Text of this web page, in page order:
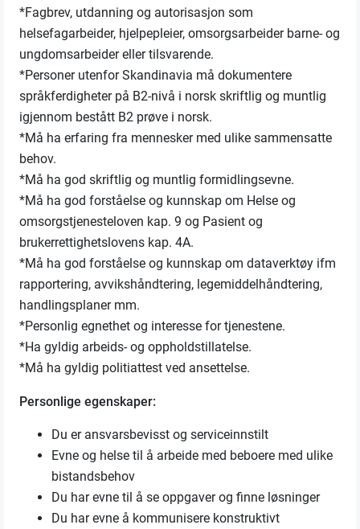
*Fagbrev, utdanning og autorisasjon som
helsefagarbeider, hjelpepleier, omsorgsarbeider barne- og
ungdomsarbeider eller tilsvarende.
*Personer utenfor Skandinavia må dokumentere
språkferdigheter på B2-nivå i norsk skriftlig og muntlig
igjennom bestått B2 prøve i norsk.
*Må ha erfaring fra mennesker med ulike sammensatte
behov.
*Må ha god skriftlig og muntlig formidlingsevne.
*Må ha god forståelse og kunnskap om Helse og
omsorgstjenesteloven kap. 9 og Pasient og
brukerrettighetslovens kap. 4A.
*Må ha god forståelse og kunnskap om dataverktøy ifm
rapportering, avvikshåndtering, legemiddelhåndtering,
handlingsplaner mm.
*Personlig egnethet og interesse for tjenestene.
*Ha gyldig arbeids- og oppholdstillatelse.
*Må ha gyldig politiattest ved ansettelse.
Personlige egenskaper:
Du er ansvarsbevisst og serviceinnstilt
Evne og helse til å arbeide med beboere med ulike
bistandsbehov
Du har evne til å se oppgaver og finne løsninger
Du har evne å kommunisere konstruktivt